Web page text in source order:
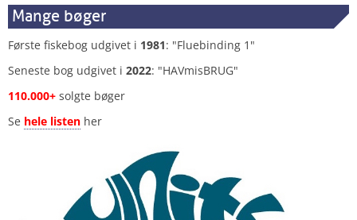
Mange bøger
Første fiskebog udgivet i 1981: "Fluebinding 1"
Seneste bog udgivet i 2022: "HAVmisBRUG"
110.000+ solgte bøger
Se hele listen her